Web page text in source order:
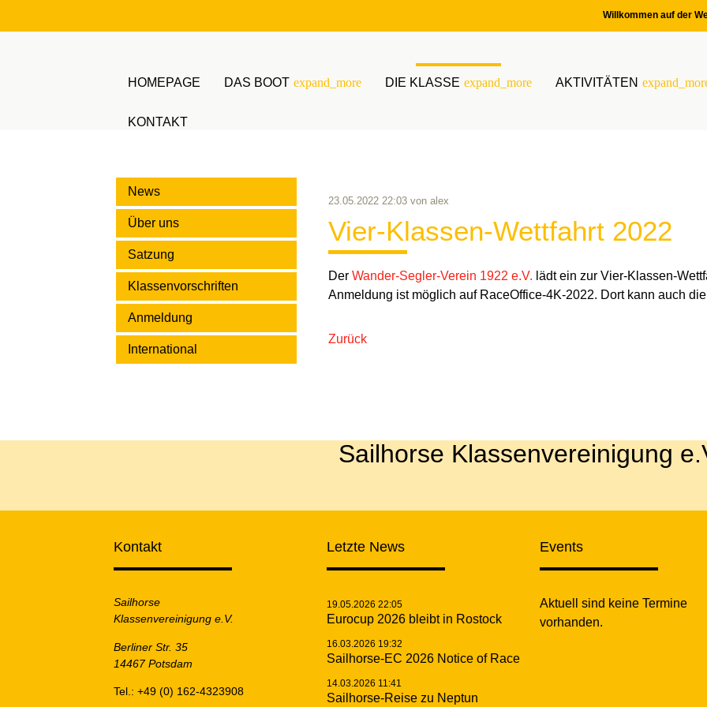
Willkommen auf der
HOMEPAGE DAS BOOT expand_more DIE KLASSE expand_more AKTIVITÄTEN
KONTAKT
Suchbegriffe
23.05.2022 22:03von alex
Vier-Klassen-Wettfahrt 2022
Der Wander-Segler-Verein 1922 e.V. lädt ein zur Vier-Klassen-
Anmeldung ist möglich auf RaceOffice-4K-2022. Dort kann auch
Zurück
News
Über uns
Satzung
Klassenvorschriften
Anmeldung
International
Sailhorse Klassenvereinigung
Kontakt
Sailhorse
Klassenvereinigung e.V.
Berliner Str. 35
14467 Potsdam
Tel.: +49 (0) 162-4323908
Letzte News
19.05.2026 22:05
Eurocup 2026 bleibt in Rostock
16.03.2026 19:32
Sailhorse-EC 2026 Notice of Race
14.03.2026 11:41
Sailhorse-Reise zu Neptun
Events
Aktuell sind keine Termine
vorhanden.